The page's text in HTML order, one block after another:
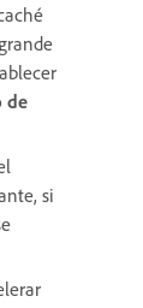
de
si